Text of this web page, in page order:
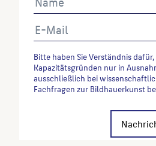
Bitte haben Sie Verständnis
Kapazitätsgründen nur in
ausschließlich bei
Fachfragen zur Bildhauerkunst